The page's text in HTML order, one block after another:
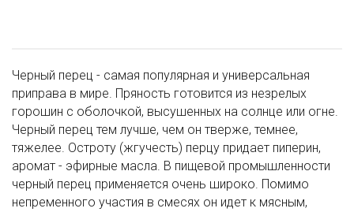
Черный перец - самая популярная и универсальная
приправа в мире. Пряность готовится из незрелых
горошин с оболочкой, высушенных на солнце или огне.
Черный перец тем лучше, чем он тверже, темнее,
тяжелее. Остроту (жгучесть) перцу придает пиперин,
аромат - эфирные масла. В пищевой промышленности
черный перец применяется очень широко. Помимо
непременного участия в смесях он идет к мясным,